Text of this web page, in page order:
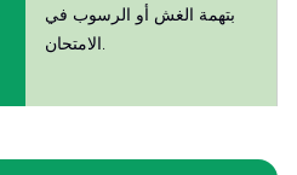
بتهمة الغش أو الرسوب في